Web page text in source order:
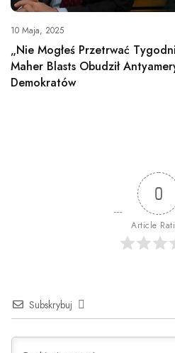
10 Maja, 2025
„Nie Mogłeś Przetrwać
Maher Blasts Obudził
Demokratów
0
Article
Subskrybuj